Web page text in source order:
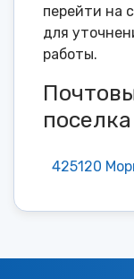
перейти на
для
работы.
425120